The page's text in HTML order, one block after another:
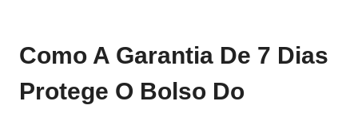
Como A Garantia De 7 Dias
Protege O Bolso Do